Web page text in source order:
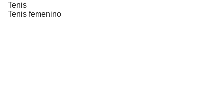
Tenis
Tenis femenino